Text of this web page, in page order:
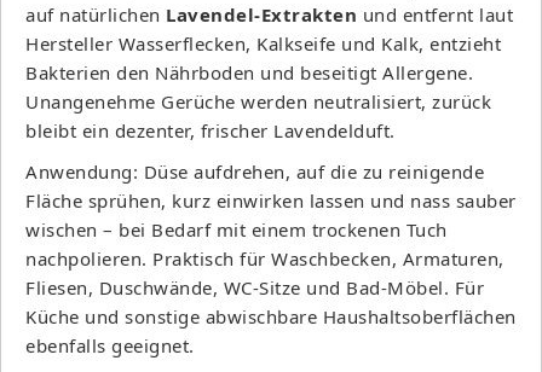
auf natürlichen Lavendel-Extrakten und entfernt laut
Hersteller Wasserflecken, Kalkseife und Kalk, entzieht
Bakterien den Nährboden und beseitigt Allergene.
Unangenehme Gerüche werden neutralisiert, zurück
bleibt ein dezenter, frischer Lavendelduft.
Anwendung: Düse aufdrehen, auf die zu reinigende
Fläche sprühen, kurz einwirken lassen und nass sauber
wischen – bei Bedarf mit einem trockenen Tuch
nachpolieren. Praktisch für Waschbecken, Armaturen,
Fliesen, Duschwände, WC-Sitze und Bad-Möbel. Für
Küche und sonstige abwischbare Haushaltsoberflächen
ebenfalls geeignet.